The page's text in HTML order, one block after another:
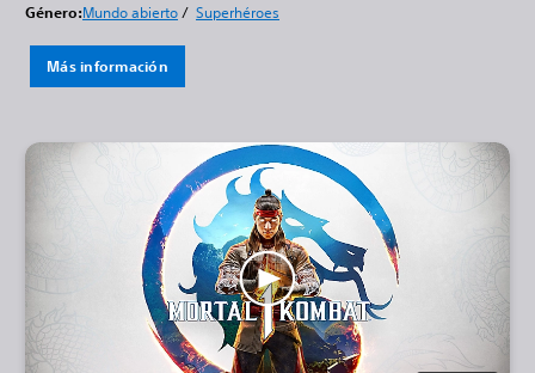
Género:Mundo abierto/ Superhéroes
Más información